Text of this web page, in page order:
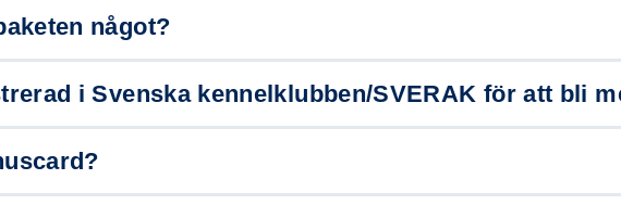
något?
i Svenska kennelklubben/SVERAK för att bli